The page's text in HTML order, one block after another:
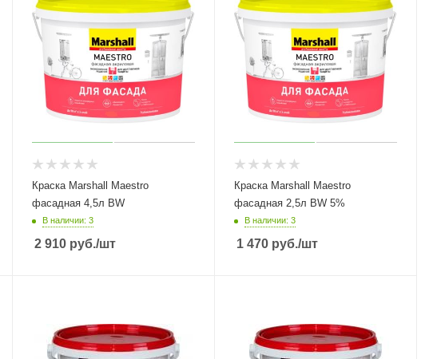
Краска Marshall Maestro
фасадная 4,5л BW
В наличии: 3
2 910 руб./шт
Краска Marshall Maestro
фасадная 2,5л BW 5%
В наличии: 3
1 470 руб./шт